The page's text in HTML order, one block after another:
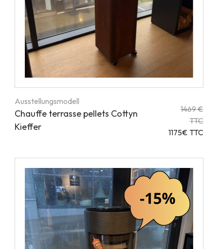
Ausstellungsmodell
Chauffe terrasse pellets Cottyn
Kieffer
1469 €
TTC
1175€ TTC